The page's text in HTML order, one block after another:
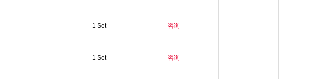
- 1 Set 咨询 -
- 1 Set 咨询 -